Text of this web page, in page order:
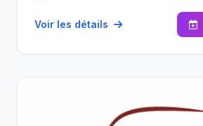
événements culturels et l'un des
d'Afrique, propose un programme
Voir les détails